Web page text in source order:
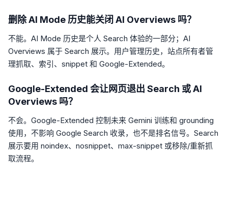
删除 AI Mode 历史能关闭 AI Overviews 吗？
不能。AI Mode 历史是个人 Search 体验的一部分；AI
Overviews 属于 Search 展示。用户管理历史，站点所有者管
理抓取、索引、snippet 和 Google-Extended。
Google-Extended 会让网页退出 Search 或 AI
Overviews 吗？
不会。Google-Extended 控制未来 Gemini 训练和 grounding
使用，不影响 Google Search 收录，也不是排名信号。Search
展示要用 noindex、nosnippet、max-snippet 或移除/重新抓
取流程。